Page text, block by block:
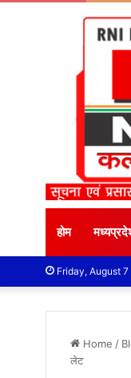
होम
Friday, August
Home /
लेट